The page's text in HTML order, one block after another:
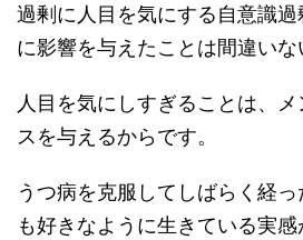
過剰に人目を気にする自意識
に影響を与えたことは間違いな
人目を気にしすぎることは、
スを与えるからです。
うつ病を克服してしばらく経
も好きなように生きている実感